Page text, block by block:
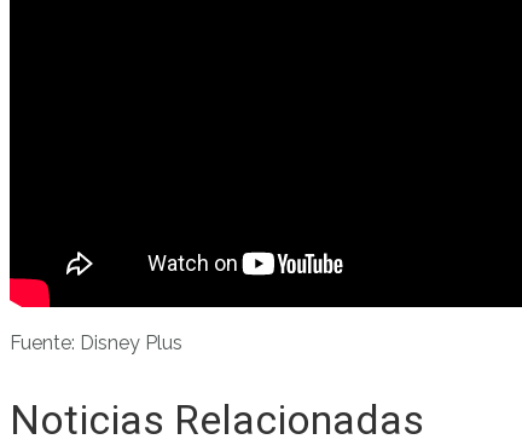
Fuente: Disney Plus
Noticias Relacionadas